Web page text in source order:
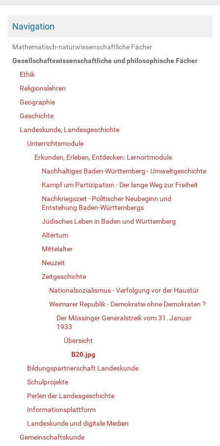
Navigation
Mathematisch-naturwissenschaftliche Fächer
Gesellschaftswissenschaftliche und philosophische Fächer
Ethik
Religionslehren
Geographie
Geschichte
Landeskunde, Landesgeschichte
Unterrichtsmodule
Erkunden, Erleben, Entdecken: Lernortmodule
Nachhaltiges Baden-Württemberg - Umweltgeschichte
Kampf um Partizipation - Der lange Weg zur Freiheit
Nachkriegszeit - Politischer Neubeginn und
Entstehung Baden-Württembergs
Jüdisches Leben in Baden und Württemberg
Altertum
Mittelalter
Neuzeit
Zeitgeschichte
Nationalsozialismus - Verfolgung vor der Haustür
Weimarer Republik - Demokratie ohne Demokraten ?
Der Mössinger Generalstreik vom 31. Januar
1933
Übersicht
B20.jpg
Bildungspartnerschaft Landeskunde
Schulprojekte
Perlen der Landesgeschichte
Informationsplattform
Landeskunde und digitale Medien
Gemeinschaftskunde